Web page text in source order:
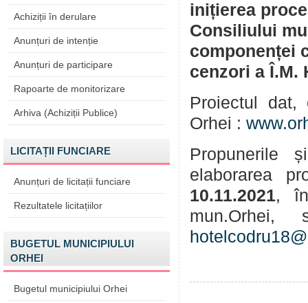
Achiziții în derulare
Anunțuri de intenție
Anunțuri de participare
Rapoarte de monitorizare
Arhiva (Achiziții Publice)
LICITAȚII FUNCIARE
Anunțuri de licitații funciare
Rezultatele licitațiilor
BUGETUL MUNICIPIULUI
ORHEI
Bugetul municipiului Orhei
inițierea
Consiliului
componenței
cenzori a Î.M.
Proiectul dat,
Orhei :
Propunerile
elaborarea
10.11.2021, în